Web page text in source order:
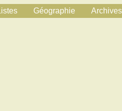
Géographie Archives